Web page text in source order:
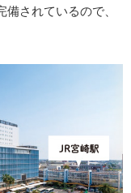
されているので、